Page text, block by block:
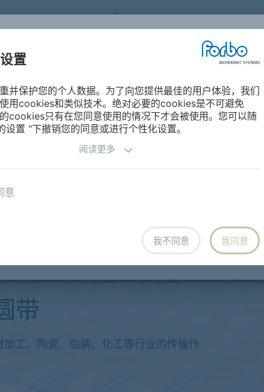
FORBO MOVEMENT SYSTEMS
关于我们
带
工、陶瓷、包装、化工等行业的传输作
置
并保护您的个人数据。为了向您提供最佳的用户体验，我们
用cookies和类似技术。绝对必要的cookies是不可避免
cookies只有在您同意使用的情况下才会被使用。您可以随
设置 "下撤销您的同意或进行个性化设置。
阅读更多
意
我不同意 我同意